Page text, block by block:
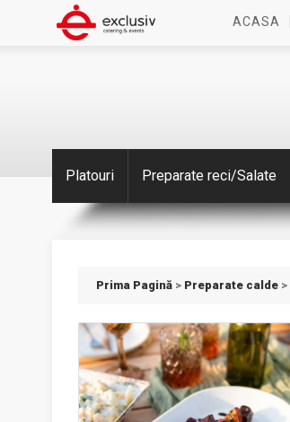
ACASA
Platouri Preparate reci/Salate
Prima Pagină > Preparate calde >